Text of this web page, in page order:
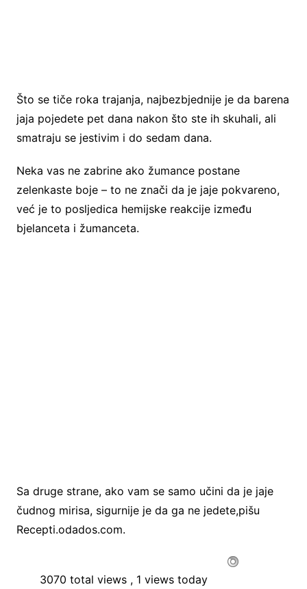
Što se tiče roka trajanja, najbezbjednije je da barena
jaja pojedete pet dana nakon što ste ih skuhali, ali
smatraju se jestivim i do sedam dana.
Neka vas ne zabrine ako žumance postane
zelenkaste boje – to ne znači da je jaje pokvareno,
već je to posljedica hemijske reakcije između
bjelanceta i žumanceta.
Sa druge strane, ako vam se samo učini da je jaje
čudnog mirisa, sigurnije je da ga ne jedete,pišu
Recepti.odados.com.
3070 total views , 1 views today